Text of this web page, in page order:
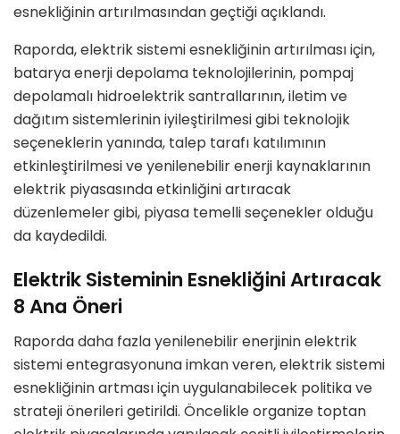
esnekliğinin artırılmasından geçtiği açıklandı.
Raporda, elektrik sistemi esnekliğinin artırılması için,
batarya enerji depolama teknolojilerinin, pompaj
depolamalı hidroelektrik santrallarının, iletim ve
dağıtım sistemlerinin iyileştirilmesi gibi teknolojik
seçeneklerin yanında, talep tarafı katılımının
etkinleştirilmesi ve yenilenebilir enerji kaynaklarının
elektrik piyasasında etkinliğini artıracak
düzenlemeler gibi, piyasa temelli seçenekler olduğu
da kaydedildi.
Elektrik Sisteminin Esnekliğini Artıracak
8 Ana Öneri
Raporda daha fazla yenilenebilir enerjinin elektrik
sistemi entegrasyonuna imkan veren, elektrik sistemi
esnekliğinin artması için uygulanabilecek politika ve
strateji önerileri getirildi. Öncelikle organize toptan